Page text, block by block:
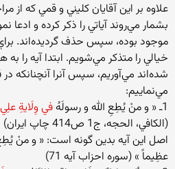
علاوه‌ بر اين‌ آقايان‌ كليني‌ و قمي‌ كه‌
بشمار مي‌روند آياتي‌ را ذكر كرده‌ و ادعا
موجود بوده‌، سپس‌ حذف‌ گرديده‌اند.
خيالي‌ را متذكر مي‌شويم‌. ابتدا آيه‌ را
شده‌اند مي‌آوريم‌، سپس‌ آنرا آنچنانكه‌
مي‌نماييم‌:
1ـ « و من‌ْ يُطِع‌ِ الله و رسولَه‌ُ
في‌ وِلَاية‌ِ
(الكافي‌، الحجه‌، ج‌1 ص‌414 چاپ ‌ايران‌)
اصل‌ اين‌ آيه‌ بدين‌ گونه‌ است‌: « و من‌ْ يُطِع‌ِ
عظِيماً » (سوره‌ احزاب‌ آيه‌ 71)